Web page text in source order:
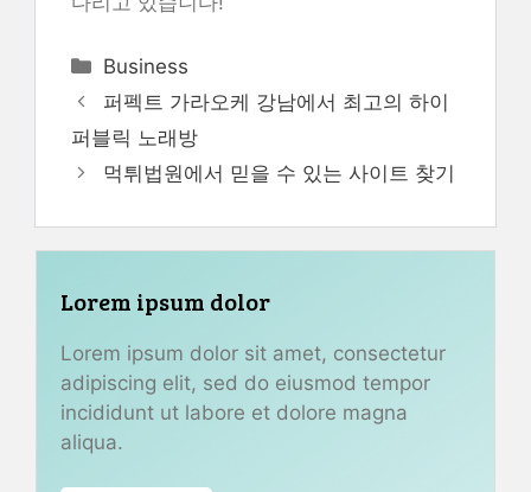
Categories
Business
퍼펙트 가라오케 강남에서 최고의 하이
퍼블릭 노래방
먹튀법원에서 믿을 수 있는 사이트 찾기
Lorem ipsum dolor
Lorem ipsum dolor sit amet, consectetur
adipiscing elit, sed do eiusmod tempor
incididunt ut labore et dolore magna
aliqua.